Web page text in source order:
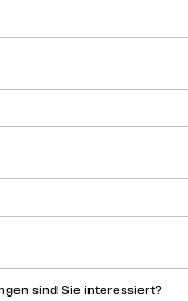
sind Sie interessiert?